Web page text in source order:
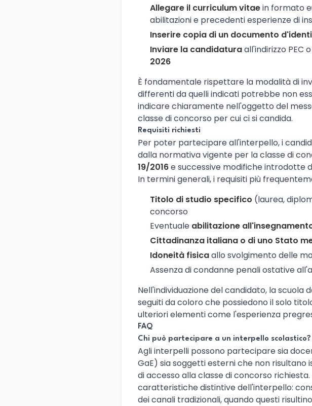
Allegare il curriculum vitaein formato
abilitazioni e precedenti esperienze di
Inserire copia di un documento
Inviare la candidaturaall'indirizzo PEC
2026
È fondamentale rispettare la modalità di
differenti da quelli indicati potrebbe non
indicare chiaramente nell'oggetto del
classe di concorso per cui ci si candida.
Requisiti richiesti
Per poter partecipare all'interpello, i
dalla normativa vigente per la classe di
19/2016e successive modifiche introdotte
In termini generali, i requisiti più
Titolo di studio specifico (laurea,
concorso
Eventuale abilitazione
Cittadinanza italiana o di uno Stato
Idoneità fisicaallo svolgimento delle
Assenza di condanne penali ostative
Nell'individuazione del candidato, la
seguiti da coloro che possiedono il solo
ulteriori elementi come l'esperienza
FAQ
Chi può partecipare a un interpello scolastico?
Agli interpelli possono partecipare sia
GaE) sia soggetti esterni che non
di accesso alla classe di concorso
caratteristiche distintive dell'interpello:
dei canali tradizionali, quando questi